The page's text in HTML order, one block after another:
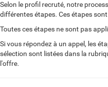
Selon le profil recruté, notre
différentes étapes. Ces étapes
Toutes ces étapes ne sont pas
Si vous répondez à un appel, les
sélection sont listées dans la
l'offre.